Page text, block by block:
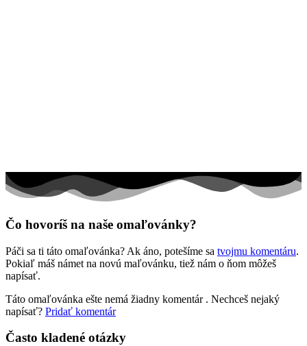
Zima a Vianoce
Nezaradené
Čo hovoríš na naše omaľovánky?
Páči sa ti táto omaľovánka? Ak áno, potešíme sa tvojmu komentáru.
Pokiaľ máš námet na novú maľovánku, tiež nám o ňom môžeš
napísať.
Táto omaľovánka ešte nemá žiadny komentár . Nechceš nejaký
napísať? Pridať komentár
Často kladené otázky